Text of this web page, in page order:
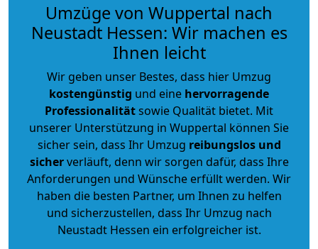
Umzüge von Wuppertal nach
Neustadt Hessen: Wir machen es
Ihnen leicht
Wir geben unser Bestes, dass hier Umzug
kostengünstig und eine hervorragende
Professionalitätsowie Qualität bietet. Mit
unserer Unterstützung in Wuppertal können Sie
sicher sein, dass Ihr Umzug reibungslos und
sicherverläuft, denn wir sorgen dafür, dass Ihre
Anforderungen und Wünsche erfüllt werden. Wir
haben die besten Partner, um Ihnen zu helfen
und sicherzustellen, dass Ihr Umzug nach
Neustadt Hessen ein erfolgreicher ist.